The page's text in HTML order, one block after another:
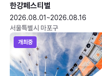
한강페스티벌
2026.08.01~2026.08.16
서울특별시 마포구
개최중